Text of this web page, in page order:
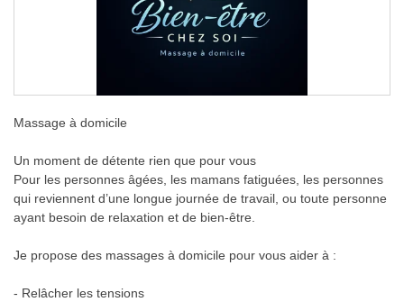
Massage à domicile
Un moment de détente rien que pour vous
Pour les personnes âgées, les mamans fatiguées, les personnes
qui reviennent d’une longue journée de travail, ou toute personne
ayant besoin de relaxation et de bien-être.
Je propose des massages à domicile pour vous aider à :
- Relâcher les tensions